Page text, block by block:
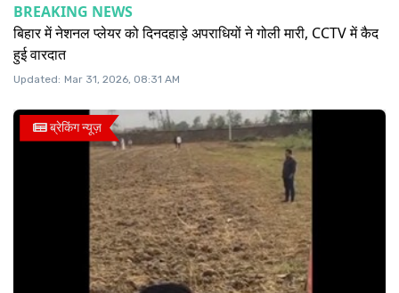
BREAKING NEWS
बिहार में नेशनल प्लेयर को दिनदहाड़े अपराधियों ने गोली मारी, CCTV में कैद
हुई वारदात
Updated: Mar 31, 2026, 08:31 AM
ब्रेकिंग न्यूज़